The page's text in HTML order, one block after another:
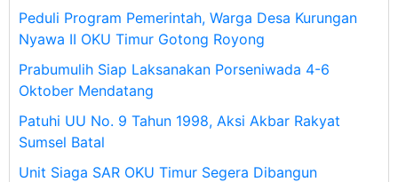
Peduli Program Pemerintah, Warga Desa Kurungan
Nyawa II OKU Timur Gotong Royong
Prabumulih Siap Laksanakan Porseniwada 4-6
Oktober Mendatang
Patuhi UU No. 9 Tahun 1998, Aksi Akbar Rakyat
Sumsel Batal
Unit Siaga SAR OKU Timur Segera Dibangun